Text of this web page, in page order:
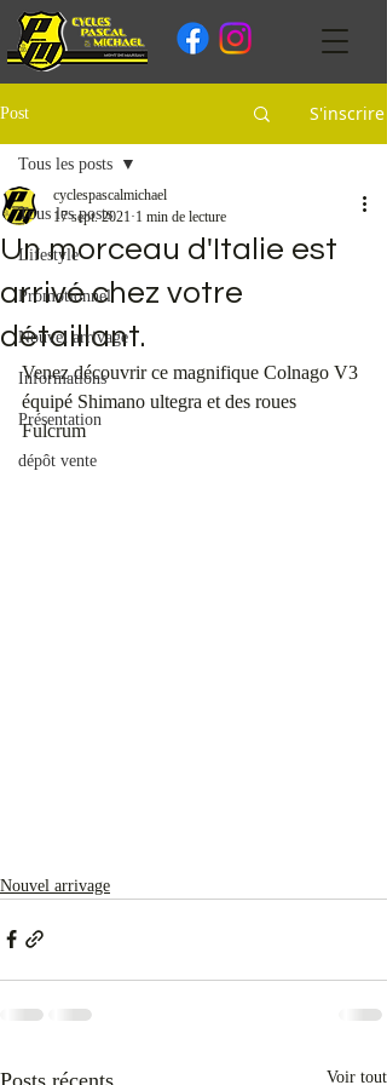
Post S'inscrire
Tous les posts
Lifestyle
Promotionnel
Nouvel arrivage
Informations
Présentation
dépôt vente
Tous les posts
Un morceau d'Italie est
arrivé chez votre
détaillant.
cyclespascalmichael
17 sept. 2021 1 min de lecture
Venez découvrir ce magnifique Colnago V3
équipé Shimano ultegra et des roues
Fulcrum
Nouvel arrivage
Posts récents Voir tout